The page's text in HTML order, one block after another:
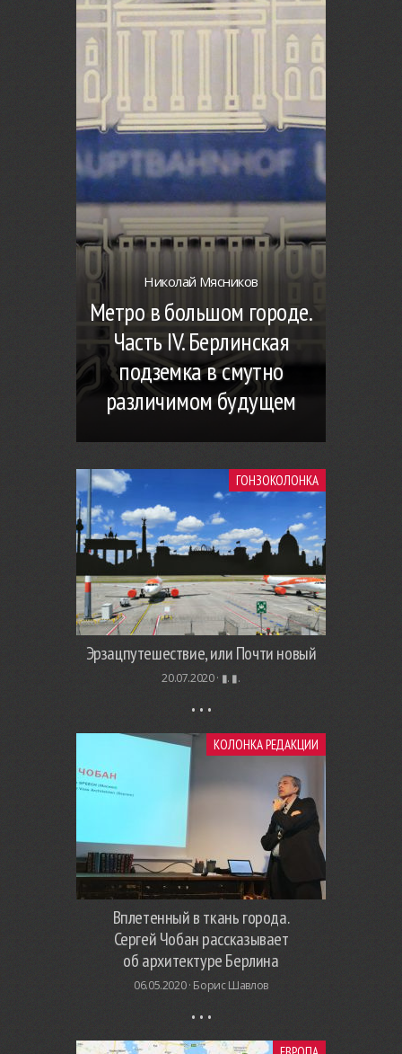
Николай Мясников
Метро в большом городе.
Часть IV. Берлинская
подземка в смутно
различимом будущем
ГОНЗОКОЛОНКА
Эрзацпутешествие, или Почти новый
20.07.2020 · ▮. ▮.
КОЛОНКА РЕДАКЦИИ
Вплетенный в ткань города.
Сергей Чобан рассказывает
об архитектуре Берлина
06.05.2020 · Борис Шавлов